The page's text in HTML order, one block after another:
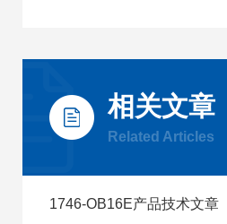
相关文章
Related Articles
1746-OB16E产品技术文章